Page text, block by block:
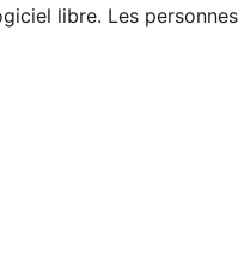
libre. Les